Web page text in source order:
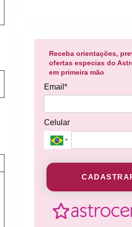
Receba orientações,
ofertas especias do
em primeira mão
Email*
Celular